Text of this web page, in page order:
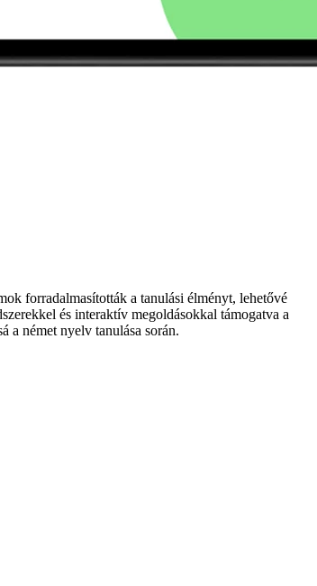
forradalmasították a tanulási élményt, lehetővé
és interaktív megoldásokkal támogatva a
a német nyelv tanulása során.